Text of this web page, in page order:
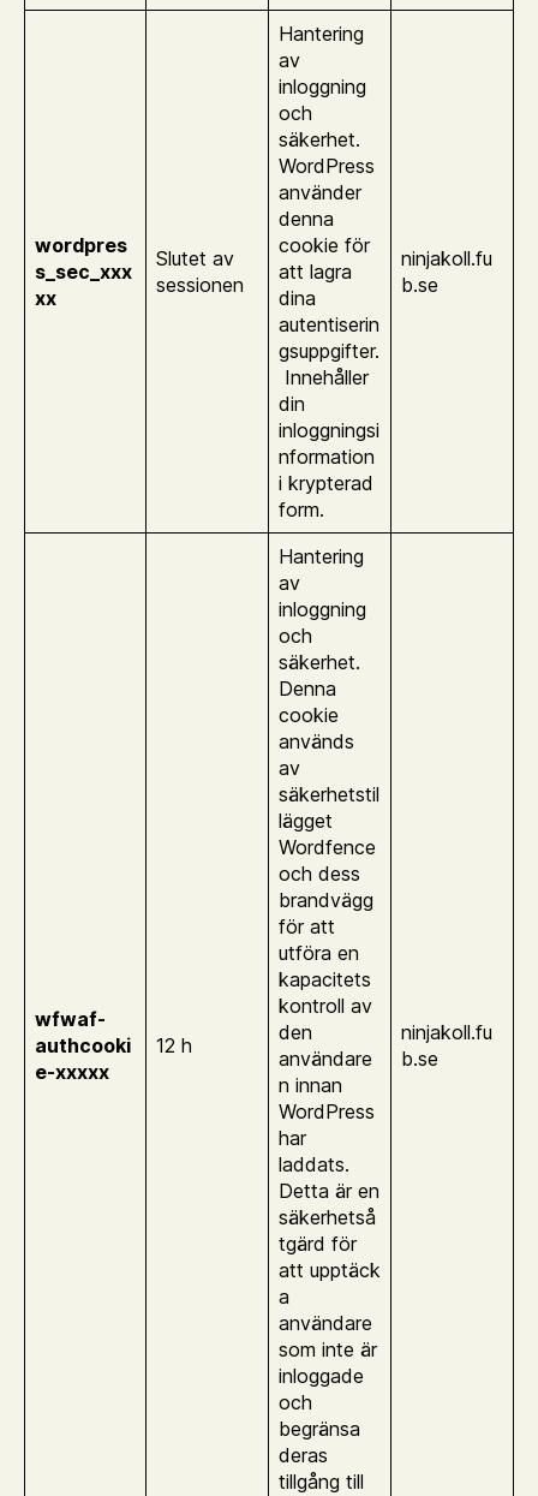
wordpres
s_sec_xxx
xx
Slutet av
sessionen
Hantering
av
inloggning
och
säkerhet.
WordPress
använder
denna
cookie för
att lagra
dina
autentiserin
gsuppgifter.
Innehåller
din
inloggningsi
nformation
i krypterad
form.
ninjakoll.fu
b.se
wfwaf-
authcooki
e-xxxxx
12 h
Hantering
av
inloggning
och
säkerhet.
Denna
cookie
används
av
säkerhetstil
lägget
Wordfence
och dess
brandvägg
för att
utföra en
kapacitets
kontroll av
den
användare
n innan
WordPress
har
laddats.
Detta är en
säkerhetså
tgärd för
att upptäck
a
användare
som inte är
inloggade
och
begränsa
deras
tillgång till
ninjakoll.fu
b.se